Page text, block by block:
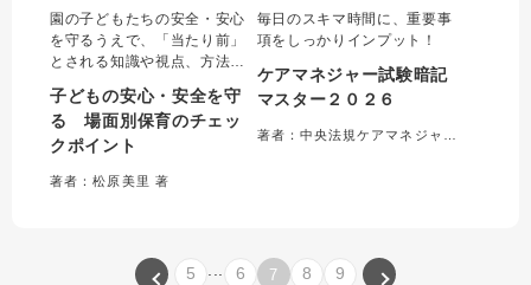
園の子どもたちの安全・安心
を守るうえで、「当たり前」
とされる知識や視点、方法が
することはなかなか難しい。
本書ではそれらのベテランの
知見や「当たり前」を可視化
れに沿って「Why」「How」
子どもの安心・安全を守
る 場面別保育のチェッ
クポイント
著者：松原美里 著
毎日のスキマ時間に、重要事
項をしっかりインプット！
ケアマネジャー試験暗記
マスター２０２６
5 6 7 8 9